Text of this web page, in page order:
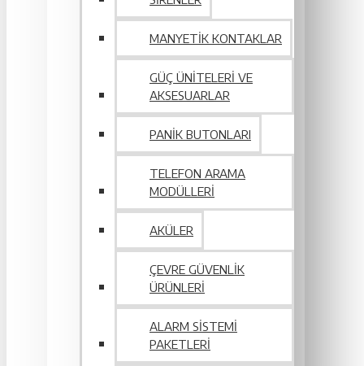
MANYETIK KONTAKLAR
GÜÇ ÜNITELERI VE
AKSESUARLAR
PANIK BUTONLARI
TELEFON ARAMA
MODÜLLERI
AKÜLER
ÇEVRE GÜVENLIK
ÜRÜNLERI
ALARM SISTEMI
PAKETLERI